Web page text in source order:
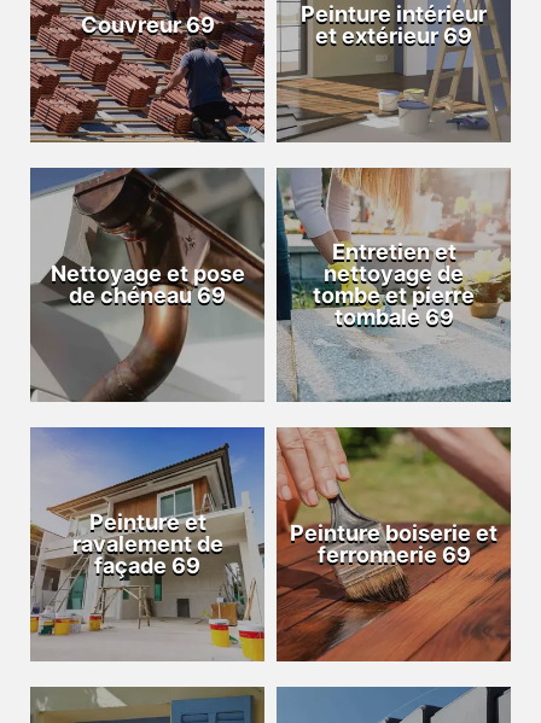
Couvreur 69
Peinture intérieur
et extérieur 69
Nettoyage et pose
de chéneau 69
Entretien et
nettoyage de
tombe et pierre
tombale 69
Peinture et
ravalement de
façade 69
Peinture boiserie et
ferronnerie 69